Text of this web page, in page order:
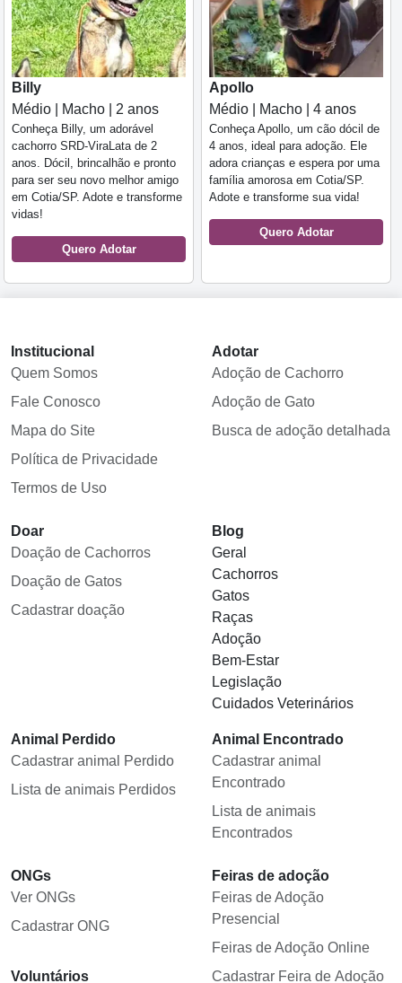
Billy
Médio | Macho | 2 anos
Conheça Billy, um adorável
cachorro SRD-ViraLata de 2
anos. Dócil, brincalhão e pronto
para ser seu novo melhor amigo
em Cotia/SP. Adote e transforme
vidas!
Quero Adotar
Apollo
Médio | Macho | 4 anos
Conheça Apollo, um cão dócil de
4 anos, ideal para adoção. Ele
adora crianças e espera por uma
família amorosa em Cotia/SP.
Adote e transforme sua vida!
Quero Adotar
Institucional
Quem Somos
Fale Conosco
Mapa do Site
Política de Privacidade
Termos de Uso
Adotar
Adoção de Cachorro
Adoção de Gato
Busca de adoção detalhada
Doar
Doação de Cachorros
Doação de Gatos
Cadastrar doação
Blog
Geral
Cachorros
Gatos
Raças
Adoção
Bem-Estar
Legislação
Cuidados Veterinários
Animal Perdido
Cadastrar animal Perdido
Lista de animais Perdidos
Animal Encontrado
Cadastrar animal
Encontrado
Lista de animais
Encontrados
ONGs
Ver ONGs
Cadastrar ONG
Voluntários
Feiras de adoção
Feiras de Adoção
Presencial
Feiras de Adoção Online
Cadastrar Feira de Adoção